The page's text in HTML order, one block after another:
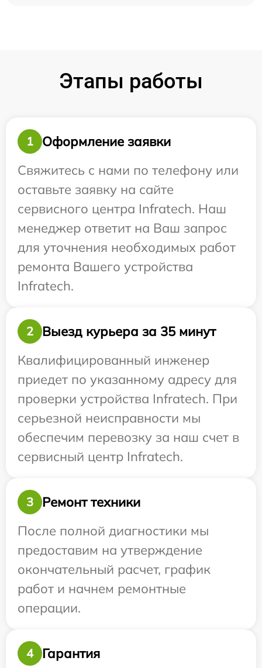
Этапы работы
1
Оформление заявки
Свяжитесь с нами по телефону или
оставьте заявку на сайте
сервисного центра Infratech. Наш
менеджер ответит на Ваш запрос
для уточнения необходимых работ
ремонта Вашего устройства
Infratech.
2
Выезд курьера за 35 минут
Квалифицированный инженер
приедет по указанному адресу для
проверки устройства Infratech. При
серьезной неисправности мы
обеспечим перевозку за наш счет в
сервисный центр Infratech.
3
Ремонт техники
После полной диагностики мы
предоставим на утверждение
окончательный расчет, график
работ и начнем ремонтные
операции.
4 Гарантия